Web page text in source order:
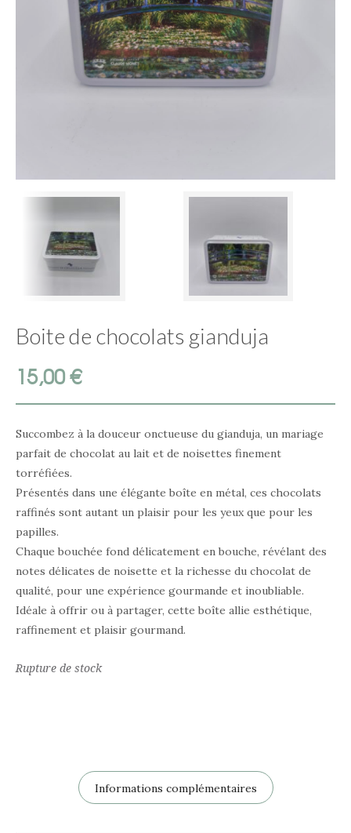
Boite de chocolats gianduja
15,00€
Succombez à la douceur onctueuse du gianduja, un mariage
parfait de chocolat au lait et de noisettes finement
torréfiées.
Présentés dans une élégante boîte en métal, ces chocolats
raffinés sont autant un plaisir pour les yeux que pour les
papilles.
Chaque bouchée fond délicatement en bouche, révélant des
notes délicates de noisette et la richesse du chocolat de
qualité, pour une expérience gourmande et inoubliable.
Idéale à offrir ou à partager, cette boîte allie esthétique,
raffinement et plaisir gourmand.
Rupture de stock
Informations complémentaires